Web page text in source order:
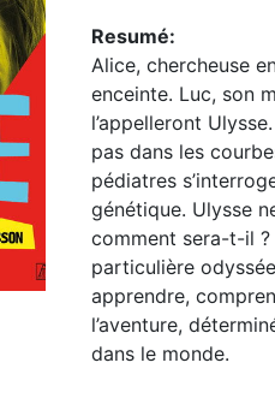
Resumé:
Alice, chercheuse
enceinte. Luc, son
l’appelleront
pas dans les
pédiatres
génétique. Ulysse
comment sera-t-il
particulière
apprendre,
l’aventure,
dans le monde.